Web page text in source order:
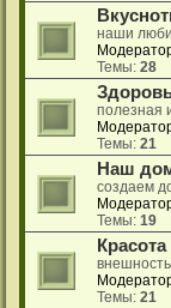
наши
Темы: 28
полезная
Темы: 21
Наш
создаем
Темы: 19
Темы: 21